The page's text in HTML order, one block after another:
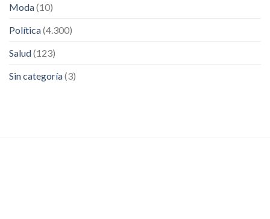
Moda(10)
Política(4.300)
Salud(123)
Sin categoría(3)